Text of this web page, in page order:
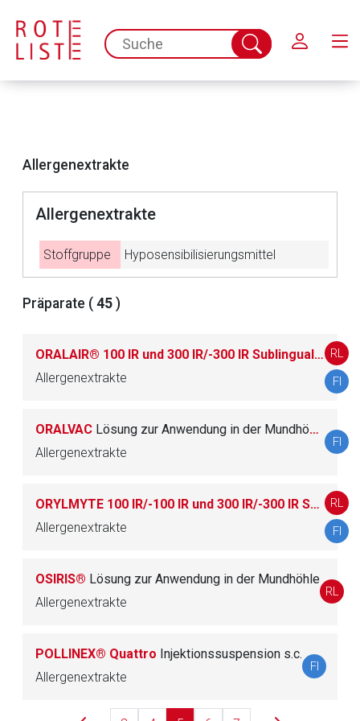
spc.search.input.placeholder
Suche
abschicken
Allergenextrakte
Allergenextrakte
Stoffgruppe Hyposensibilisierungsmittel
Präparate ( 45 )
ORALAIR® 100 IR und 300 IR/-300 IR Sublingualtabletten
Allergenextrakte
RL
FI
ORALVAC Lösung zur Anwendung in der Mundhöhle
Allergenextrakte
FI
ORYLMYTE 100 IR/-100 IR und 300 IR/-300 IR Sublingualtabletten
Allergenextrakte
RL
FI
OSIRIS® Lösung zur Anwendung in der Mundhöhle
Allergenextrakte
RL
POLLINEX® Quattro Injektionssuspension s.c.
Allergenextrakte
FI
Aufruf einer externen Seite
Der von Ihnen aufgerufene Link öffnet eine externe Web-
Seite. Für die Inhalte der externen Web-Seite ist deren
Betreiber verantwortlich. Ebenso gelten dort ggf. andere
Zurück zur rote-liste.de Zur Seite